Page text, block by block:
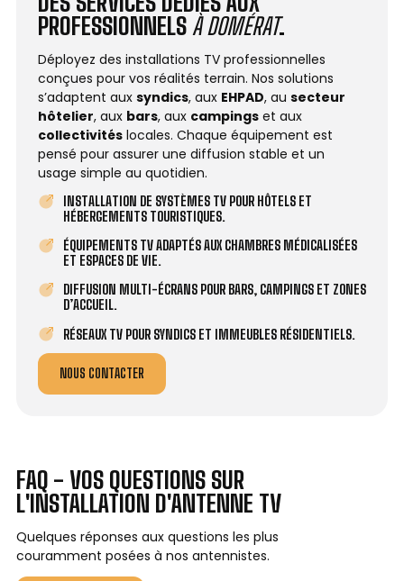
PROFESSIONNELS À DOMÉRAT.
Déployez des installations TV professionnelles
conçues pour vos réalités terrain. Nos solutions
s’adaptent aux syndics, aux EHPAD, au secteur
hôtelier, aux bars, aux campings et aux
collectivités locales. Chaque équipement est
pensé pour assurer une diffusion stable et un
usage simple au quotidien.
INSTALLATION DE SYSTÈMES TV POUR HÔTELS ET
HÉBERGEMENTS TOURISTIQUES.
ÉQUIPEMENTS TV ADAPTÉS AUX CHAMBRES MÉDICALISÉES
ET ESPACES DE VIE.
DIFFUSION MULTI-ÉCRANS POUR BARS, CAMPINGS ET ZONES
D’ACCUEIL.
RÉSEAUX TV POUR SYNDICS ET IMMEUBLES RÉSIDENTIELS.
NOUS CONTACTER
FAQ - VOS QUESTIONS SUR
L'INSTALLATION D'ANTENNE TV
Quelques réponses aux questions les plus
couramment posées à nos antennistes.